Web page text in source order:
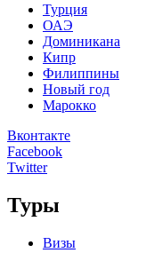
Турция
ОАЭ
Доминикана
Кипр
Филиппины
Новый год
Марокко
Вконтакте
Facebook
Twitter
Туры
Визы